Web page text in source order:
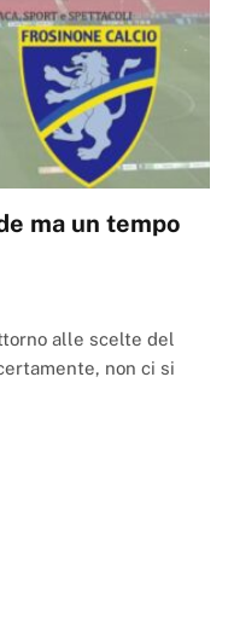
ma un tempo
alle scelte del
non ci si